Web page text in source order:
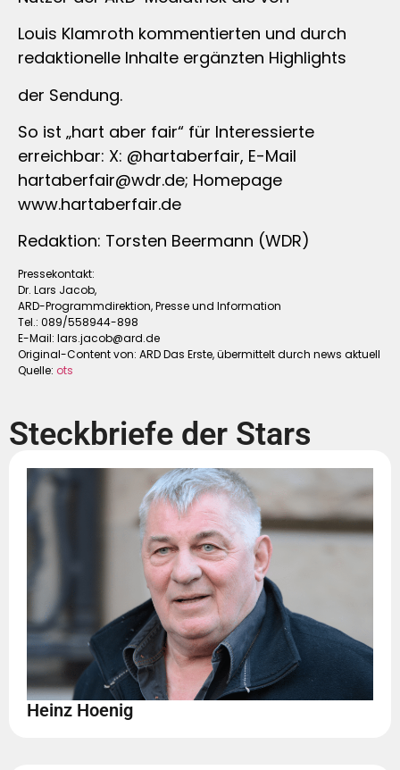
Louis Klamroth kommentierten und durch
redaktionelle Inhalte ergänzten Highlights
der Sendung.
So ist „hart aber fair“ für Interessierte
erreichbar: X: @hartaberfair, E-Mail
hartaberfair@wdr.de; Homepage
www.hartaberfair.de
Redaktion: Torsten Beermann (WDR)
Pressekontakt:
Dr. Lars Jacob,
ARD-Programmdirektion, Presse und Information
Tel.: 089/558944-898
E-Mail: lars.jacob@ard.de
Original-Content von: ARD Das Erste, übermittelt durch news aktuell
Quelle: ots
Steckbriefe der Stars
Heinz Hoenig